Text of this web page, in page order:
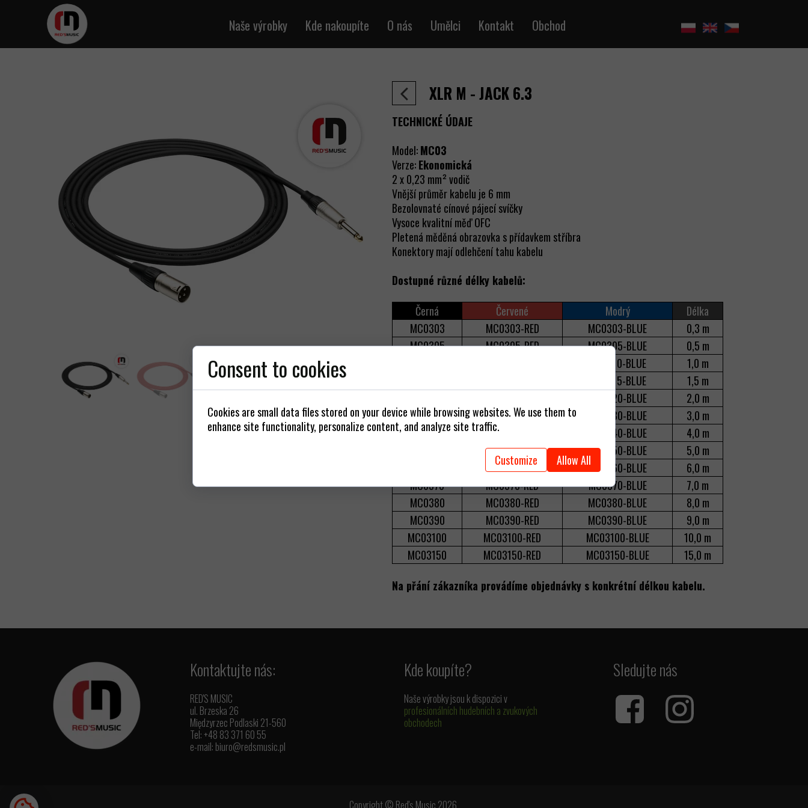
Naše výrobky
Kabely přístrojů
Kabelová metráž
Napájecí a signálové
Síťové kabely RJ45
Kabely BNC
Multipárové kabely
Kde nakoupíte
Obchod
O nás Umělci Kontakt Obchod
XLR M - JACK 6.3
TECHNICKÉ ÚDAJE
Model:MC03
Verze:Ekonomická
2 x 0,23 mm² vodič
Vnější průměr kabelu je 6 mm
Bezolovnaté cínové pájecí svíčky
Vysoce kvalitní měď OFC
Pletená měděná obrazovka s přídavkem stříbra
Konektory mají odlehčení tahu kabelu
Dostupné různé délky kabelů:
Černá
Červené Modrý
Délka
MC0303
MC0303-RED MC0303-BLUE
0,3 m
MC0305
MC0305-RED MC0305-BLUE
0,5 m
MC0310-BLUE
1,0 m
MC0315-BLUE
1,5 m
MC0320-BLUE
2,0 m
MC0330
MC0330-RED MC0330-BLUE
3,0 m
MC0340
MC0340-RED MC0340-BLUE
4,0 m
MC0350-RED MC0350-BLUE
5,0 m
MC0360-RED MC0360-BLUE
6,0 m
MC0370
MC0370-RED MC0370-BLUE
7,0 m
MC0380
MC0380-RED MC0380-BLUE
8,0 m
MC0390
MC0390-RED MC0390-BLUE
9,0 m
MC03100
MC03100-RED MC03100-BLUE
10,0 m
MC03150
MC03150-RED MC03150-BLUE
15,0 m
Na přání zákazníka provádíme objednávky s konkrétní délkou kabelu.
Copyright © Red's Music 2026
Naše výrobky jsou k dispozici v
profesionálních hudebních a zvukových
obchodech
Sledujte nás
Kde koupíte?
Kontaktujte nás:
RED'S MUSIC
ul. Brzeska 26
Międzyrzec Podlaski 21-560
Tel: +48 83 371 60 55
e-mail: biuro@redsmusic.pl
Consent to cookies
Cookies are small data files stored on your device while browsing websites. We use them to
enhance site functionality, personalize content, and analyze site traffic.
Customize Allow All